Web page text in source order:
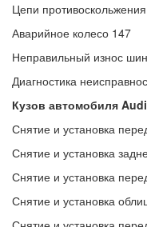
Цепи
Аварийное колесо 147
Неправильный износ
Диагностика
Кузов автомобиля
Снятие и установка
Снятие и установка
Снятие и установка
Снятие и установка